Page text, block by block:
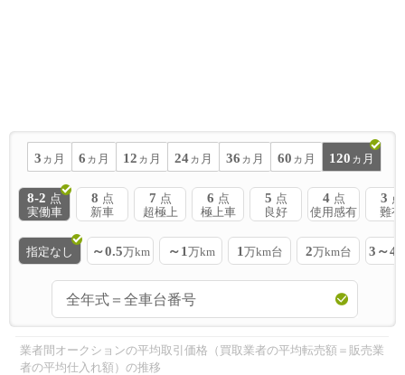
3 ヵ月 6 ヵ月 12 ヵ月 24 ヵ月 36 ヵ月 60 ヵ月 120 ヵ月
8-2 点
実働車
8 点
新車
7 点
超極上
6 点
極上車
5 点
良好
4 点
使用感有
3 点
難有
指定なし ～0.5万km ～1 万km 1 万km台 2万km台 3～4
業者間オークションの平均取引価格（買取業者の平均転売額＝販売業
者の平均仕入れ額）の推移